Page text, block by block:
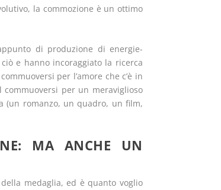
la commozione è un ottimo
di produzione di energie-
e hanno incoraggiato la ricerca
per l’amore che c’è in
per un meraviglioso
(un romanzo, un quadro, un film,
MA ANCHE UN
medaglia, ed è quanto voglio